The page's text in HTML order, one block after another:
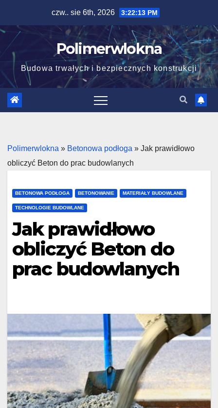
content
czw.. sie 6th, 2026 3:22:14 PM
Polimerwlokna
Budowa trwałych i bezpiecznych konstrukcji
Polimerwlokna » Betonowa podłoga » Jak prawidłowo
obliczyć Beton do prac budowlanych
BETONOWA PODŁOGA BETONOWANIE MATERIAŁY BUDOWLANE
TECHNOLOGIE BUDOWLANE
Jak prawidłowo
obliczyć Beton do
prac budowlanych